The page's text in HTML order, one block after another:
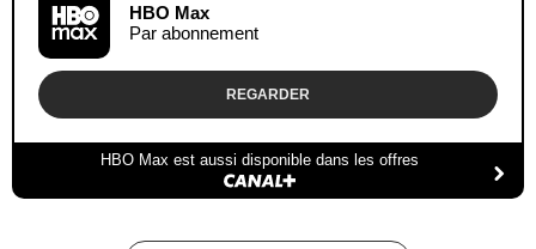
HBO Max
Par abonnement
REGARDER
HBO Max est aussi disponible dans les offres